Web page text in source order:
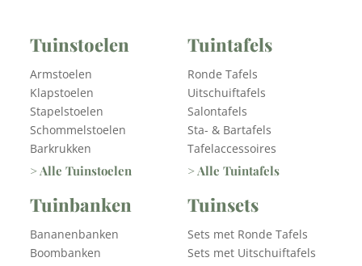
Tuinstoelen
Armstoelen
Klapstoelen
Stapelstoelen
Schommelstoelen
Barkrukken
> Alle Tuinstoelen
Tuinbanken
Bananenbanken
Boombanken
Tuintafels
Ronde Tafels
Uitschuiftafels
Salontafels
Sta- & Bartafels
Tafelaccessoires
> Alle Tuintafels
Tuinsets
Sets met Ronde Tafels
Sets met Uitschuiftafels